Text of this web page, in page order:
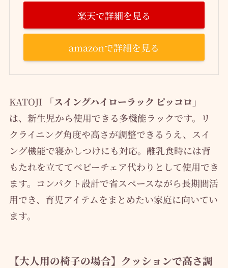
楽天で詳細を見る
amazonで詳細を見る
KATOJI
「スイングハイローラック ピッコロ」
は、新生児から使用できる多機能ラックです。リ
クライニング角度や高さが調整できるうえ、スイ
ング機能で寝かしつけにも対応。離乳食時には背
もたれを立ててベビーチェア代わりとして使用でき
ます。コンパクト設計で省スペースながら長期間活
用でき、育児アイテムをまとめたい家庭に向いてい
ます。
【大人用の椅子の場合】クッションで高さ調